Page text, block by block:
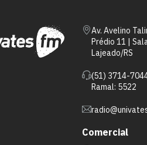
Av. Avelino
Prédio 11 |
Lajeado/RS
(51) 3714-
Ramal: 5522
Comercial